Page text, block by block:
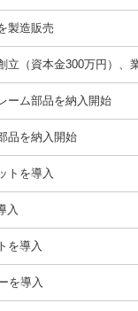
製造販売
立（資本金300万円）
ーム部品を納入開始
品を納入開始
トを導入
入
を導入
を導入